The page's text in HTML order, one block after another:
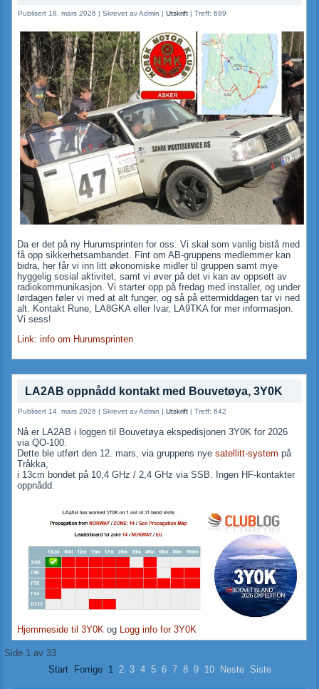
Publisert 18. mars 2026 |Skrevet av Admin |Utskrift |Treff: 689
Da er det på ny Hurumsprinten for oss. Vi skal som vanlig bistå med
få opp sikkerhetsambandet. Fint om AB-gruppens medlemmer kan
bidra, her får vi inn litt økonomiske midler til gruppen samt mye
hyggelig sosial aktivitet, samt vi øver på det vi kan av oppsett av
radiokommunikasjon. Vi starter opp på fredag med installer, og under
lørdagen føler vi med at alt funger, og så på ettermiddagen tar vi ned
alt. Kontakt Rune, LA8GKA eller Ivar, LA9TKA for mer informasjon.
Vi sess!
Link: info om Hurumsprinten
LA2AB oppnådd kontakt med Bouvetøya, 3Y0K
Publisert 14. mars 2026 |Skrevet av Admin |Utskrift |Treff: 642
Nå er LA2AB i loggen til Bouvetøya ekspedisjonen 3Y0K for 2026
via QO-100.
Dette ble utført den 12. mars, via gruppens nyesatellitt-system på
Tråkka,
i 13cm bondet på 10,4 GHz / 2,4 GHz via SSB. Ingen HF-kontakter
oppnådd.
Hjemmeside til 3Y0K og Logg info for 3Y0K
Side 1 av 33
Start
Forrige 1 2 3 4 5 6 7 8 9 10 Neste Siste